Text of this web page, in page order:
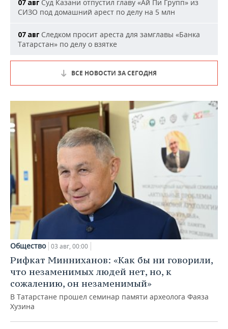
07 авг Суд Казани отпустил главу «Ай Пи Групп» из
СИЗО под домашний арест по делу на 5 млн
07 авг Следком просит ареста для замглавы «Банка
Татарстан» по делу о взятке
ВСЕ НОВОСТИ ЗА СЕГОДНЯ
Общество 03 авг, 00:00
Рифкат Минниханов: «Как бы ни говорили,
что незаменимых людей нет, но, к
сожалению, он незаменимый»
В Татарстане прошел семинар памяти археолога Фаяза
Хузина